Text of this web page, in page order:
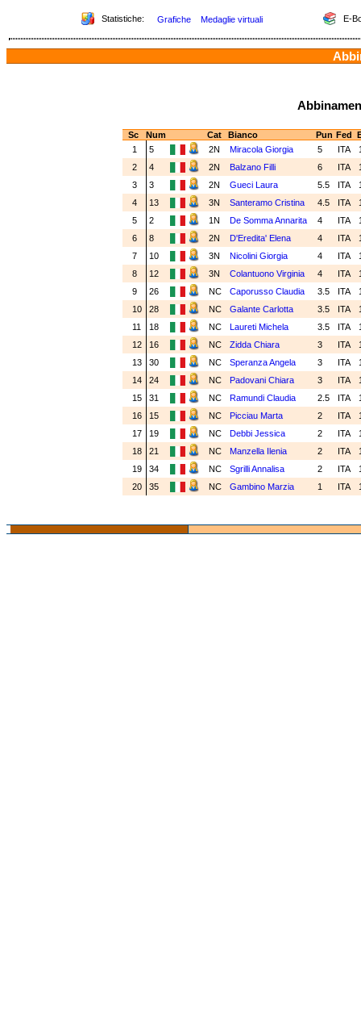
Statistiche: Grafiche Medaglie virtuali E-
Sc Num Cat Bianco Pun Fed
1
5 2N Miracola Giorgia 5 ITA
2
4 2N Balzano Filli 6 ITA
3
3 2N Gueci Laura 5.5 ITA
4
13 3N Santeramo Cristina 4.5 ITA
5
2 1N De Somma Annarita 4 ITA
6
8 2N D'Eredita' Elena 4 ITA
7
10 3N Nicolini Giorgia 4 ITA
8
12 3N Colantuono Virginia 4 ITA
9
26 NC Caporusso Claudia 3.5 ITA
10
28 NC Galante Carlotta 3.5 ITA
11
18 NC Laureti Michela 3.5 ITA
12
16 NC Zidda Chiara 3 ITA
13
30 NC Speranza Angela 3 ITA
14
24 NC Padovani Chiara 3 ITA
15
31 NC Ramundi Claudia 2.5 ITA
16
15 NC Picciau Marta 2 ITA
17
19 NC Debbi Jessica 2 ITA
18
21 NC Manzella Ilenia 2 ITA
19
34 NC Sgrilli Annalisa 2 ITA
20
35 NC Gambino Marzia 1 ITA